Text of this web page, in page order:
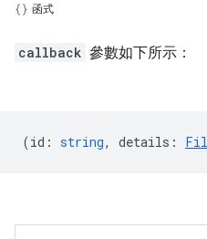
函式
callback 參數如下所示：
(id : string, details :